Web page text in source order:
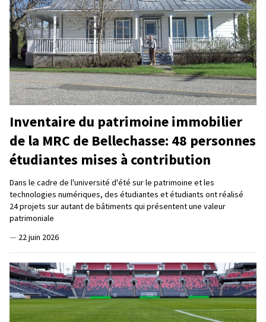
Inventaire du patrimoine immobilier
de la MRC de Bellechasse: 48 personnes
étudiantes mises à contribution
Dans le cadre de l'université d'été sur le patrimoine et les
technologies numériques, des étudiantes et étudiants ont réalisé
24 projets sur autant de bâtiments qui présentent une valeur
patrimoniale
— 22 juin 2026